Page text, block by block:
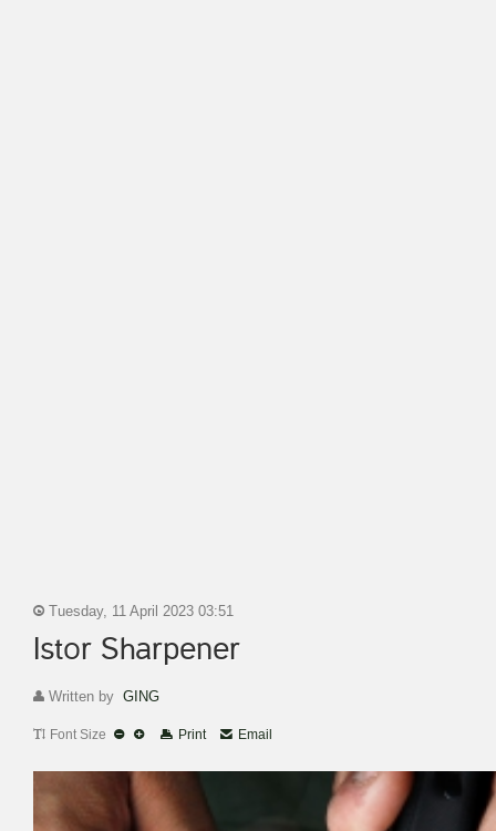
Tuesday, 11 April 2023 03:51
Istor Sharpener
Written by GING
Font Size Print Email